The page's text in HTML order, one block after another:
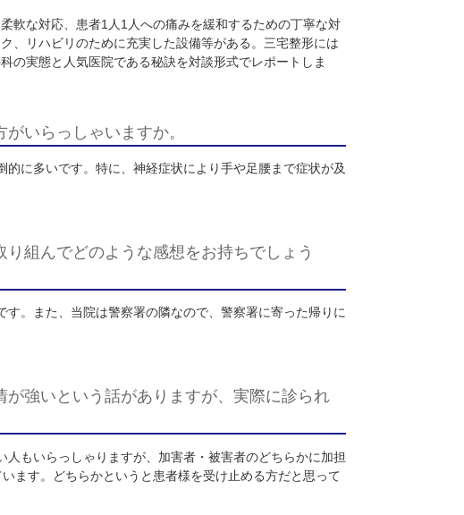
、それぞれの分野においてプロフェッショナルであることから、お互
を理解した柔軟な対応、患者
ットワーク、リハビリのために充実した設備等がある。三宅整形には
宅整形外科の実態と人気医院である秘訣を対談形式でレポートしま
ような方がいらっしゃいますか。